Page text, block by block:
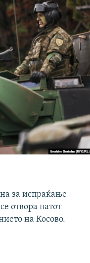
за испраќање
отвора патот
на Косово.